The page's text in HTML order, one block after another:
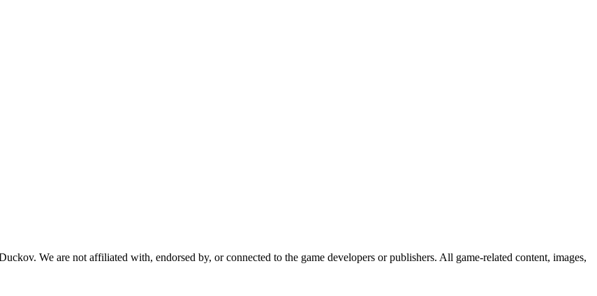
We are not affiliated with, endorsed by, or connected to the game developers or publishers. All game-related content, images,